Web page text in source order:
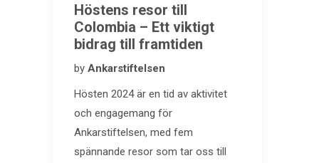
Höstens resor till
Colombia – Ett viktigt
bidrag till framtiden
by Ankarstiftelsen
Hösten 2024 är en tid av aktivitet
och engagemang för
Ankarstiftelsen, med fem
spännande resor som tar oss till